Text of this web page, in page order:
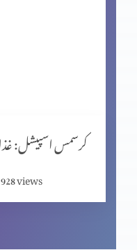
زندگی ایک پیغام ہے
928views